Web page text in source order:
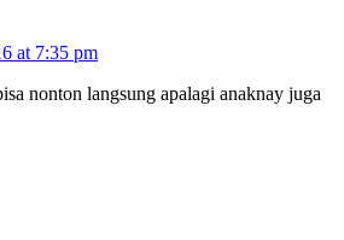
at 7:35 pm
nonton langsung apalagi anaknay juga